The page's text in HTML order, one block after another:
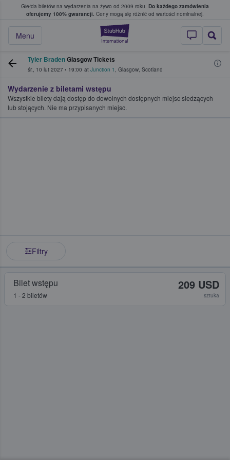
Giełda biletów na wydarzenia na żywo od 2009 roku. Do każdego zamówienia
oferujemy 100% gwarancji. Ceny mogą się różnić od wartości nominalnej.
StubHub —
Menu
w którym fani i kibice kupują i
Tyler BradenGlasgow Tickets
śr., 10 lut 2027 • 19:00 at Junction 1 , Glasgow, Scotland
Wydarzenie z biletami wstępu
Wszystkie bilety dają dostęp do dowolnych dostępnych miejsc siedzących
lub stojących. Nie ma przypisanych miejsc.
Filtry
Bilet wstępu
1 - 2 biletów
209 USD
sztuka